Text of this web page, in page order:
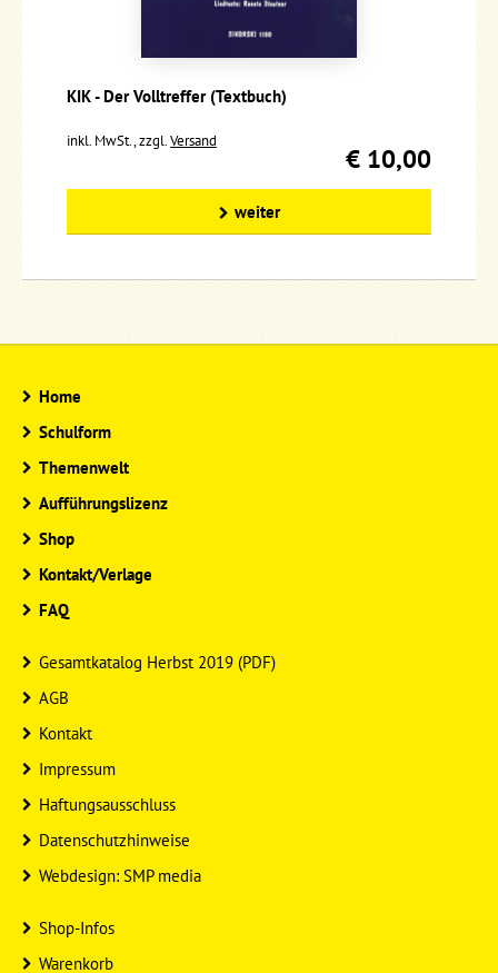
KIK - Der Volltreffer (Textbuch)
inkl. MwSt., zzgl.Versand
€ 10,00
weiter
Home
Schulform
Themenwelt
Aufführungslizenz
Shop
Kontakt/Verlage
FAQ
Gesamtkatalog Herbst 2019 (PDF)
AGB
Kontakt
Impressum
Haftungsausschluss
Datenschutzhinweise
Webdesign: SMP media
Shop-Infos
Warenkorb